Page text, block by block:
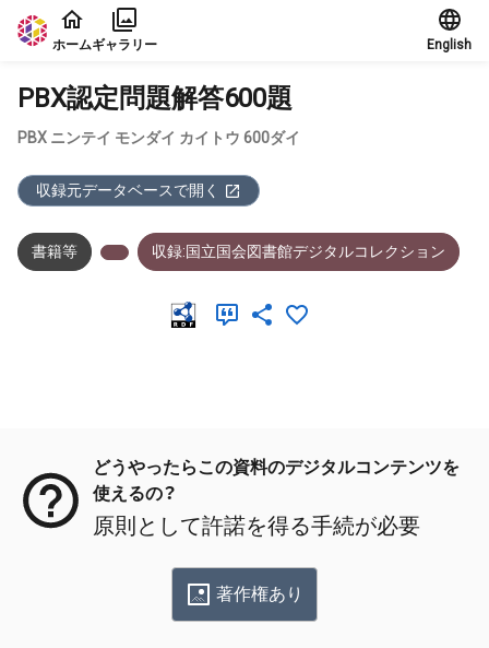
本文に飛ぶ
ホームギャラリー English
PBX認定問題解答600題
PBX ニンテイ モンダイ カイトウ 600ダイ
収録元データベースで開く
書籍等 収録:国立国会図書館デジタルコレクション
どうやったらこの資料のデジタルコンテンツを
使えるの？
原則として許諾を得る手続が必要
著作権あり